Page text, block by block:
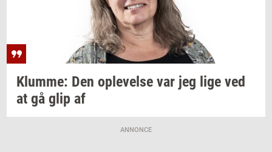
Klum­me: Den op­le­vel­se var jeg lige ved
at gå glip af
ANNONCE